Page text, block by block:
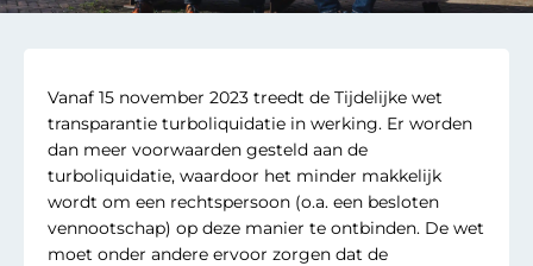
Vanaf 15 november 2023 treedt de Tijdelijke wet
transparantie turboliquidatie in werking. Er worden
dan meer voorwaarden gesteld aan de
turboliquidatie, waardoor het minder makkelijk
wordt om een rechtspersoon (o.a. een besloten
vennootschap) op deze manier te ontbinden. De wet
moet onder andere ervoor zorgen dat de